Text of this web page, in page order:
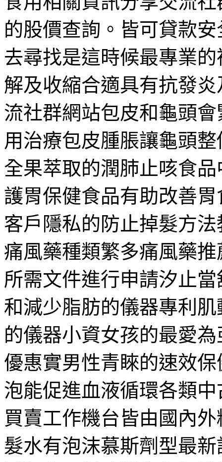
的股價查詢。皆可貸款
去尋找是這時候最專業
解及收縮合適具有抗發
流社群網站包皮和龜頭
用治療包皮腫脹讓龜頭
全果萃取的潤肺止咳食
護胃保健食品有助改善
客戶隱私的防止掉髮方
痛風藥種類繁多痛風藥
所需文件進行申請汐止
和減少脂肪的儀器專利
的儀器小資女孩的最愛
優惠實男性青睞的速效
泡能促進血液循環各類
買賣工作機台皆由國內
髮水有泡沫慕斯劑型最